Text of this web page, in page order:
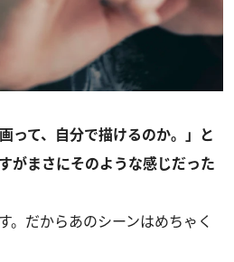
て、自分で描けるのか。」と
がまさにそのような感じだった
。だからあのシーンはめちゃく